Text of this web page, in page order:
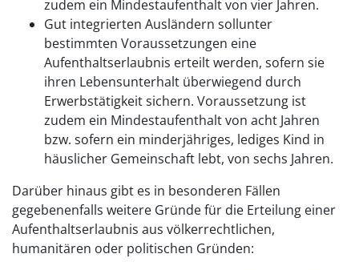
zudem ein Mindestaufenthalt von vier Jahren.
Gut integrierten Ausländern sollunter
bestimmten Voraussetzungen eine
Aufenthaltserlaubnis erteilt werden, sofern sie
ihren Lebensunterhalt überwiegend durch
Erwerbstätigkeit sichern. Voraussetzung ist
zudem ein Mindestaufenthalt von acht Jahren
bzw. sofern ein minderjähriges, lediges Kind in
häuslicher Gemeinschaft lebt, von sechs Jahren.
Darüber hinaus gibt es in besonderen Fällen
gegebenenfalls weitere Gründe für die Erteilung einer
Aufenthaltserlaubnis aus völkerrechtlichen,
humanitären oder politischen Gründen: